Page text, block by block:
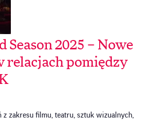
Season 2025 – Nowe
relacjach pomiędzy
z zakresu filmu, teatru, sztuk wizualnych,